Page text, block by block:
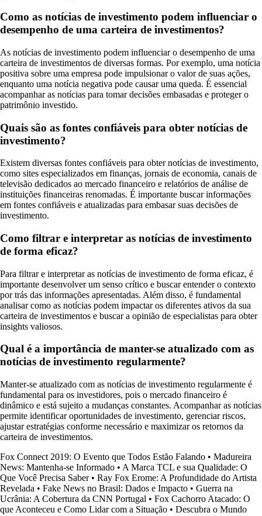
Como as notícias de investimento podem influenciar o
desempenho de uma carteira de investimentos?
As notícias de investimento podem influenciar o desempenho de uma
carteira de investimentos de diversas formas. Por exemplo, uma notícia
positiva sobre uma empresa pode impulsionar o valor de suas ações,
enquanto uma notícia negativa pode causar uma queda. É essencial
acompanhar as notícias para tomar decisões embasadas e proteger o
patrimônio investido.
Quais são as fontes confiáveis para obter notícias de
investimento?
Existem diversas fontes confiáveis para obter notícias de investimento,
como sites especializados em finanças, jornais de economia, canais de
televisão dedicados ao mercado financeiro e relatórios de análise de
instituições financeiras renomadas. É importante buscar informações
em fontes confiáveis e atualizadas para embasar suas decisões de
investimento.
Como filtrar e interpretar as notícias de investimento
de forma eficaz?
Para filtrar e interpretar as notícias de investimento de forma eficaz, é
importante desenvolver um senso crítico e buscar entender o contexto
por trás das informações apresentadas. Além disso, é fundamental
analisar como as notícias podem impactar os diferentes ativos da sua
carteira de investimentos e buscar a opinião de especialistas para obter
insights valiosos.
Qual é a importância de manter-se atualizado com as
notícias de investimento regularmente?
Manter-se atualizado com as notícias de investimento regularmente é
fundamental para os investidores, pois o mercado financeiro é
dinâmico e está sujeito a mudanças constantes. Acompanhar as notícias
permite identificar oportunidades de investimento, gerenciar riscos,
ajustar estratégias conforme necessário e maximizar os retornos da
carteira de investimentos.
Fox Connect 2019: O Evento que Todos Estão Falando • Madureira
News: Mantenha-se Informado • A Marca TCL e sua Qualidade: O
Que Você Precisa Saber• Ray Fox Erome: A Profundidade do Artista
Revelada • Fake News no Brasil: Dados e Impacto • Guerra na
Ucrânia: A Cobertura da CNN Portugal • Fox Cachorro Atacado: O
que Aconteceu e Como Lidar com a Situação • Descubra o Mundo